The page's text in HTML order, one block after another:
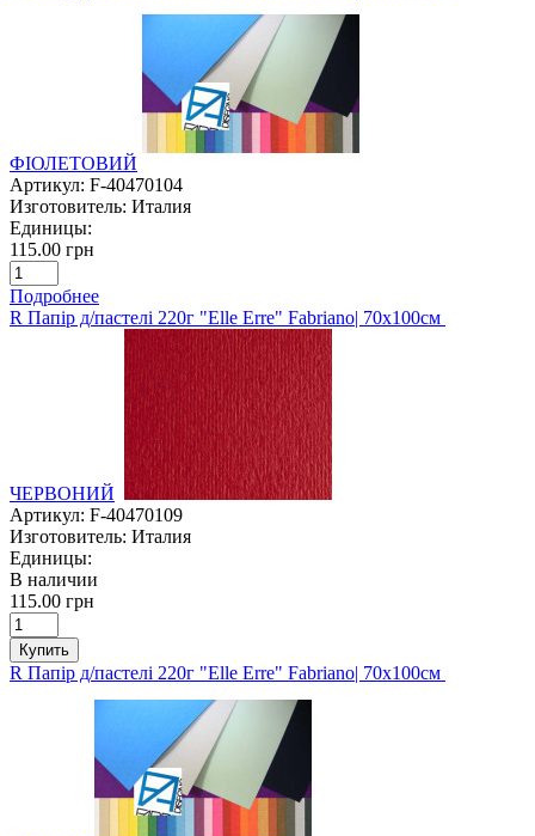
ФІОЛЕТОВИЙ
Артикул: F-40470104
Изготовитель: Италия
Единицы:
115.00 грн
Подробнее
R Папір д/пастелі 220г "Elle Erre" Fabriano| 70х100см
ЧЕРВОНИЙ
Артикул: F-40470109
Изготовитель: Италия
Единицы:
В наличии
115.00 грн
Купить
R Папір д/пастелі 220г "Elle Erre" Fabriano| 70х100см